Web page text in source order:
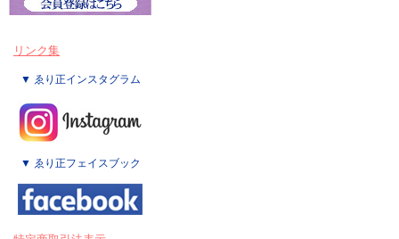
リンク集
▼ ゑり正インスタグラム
▼ ゑり正フェイスブック